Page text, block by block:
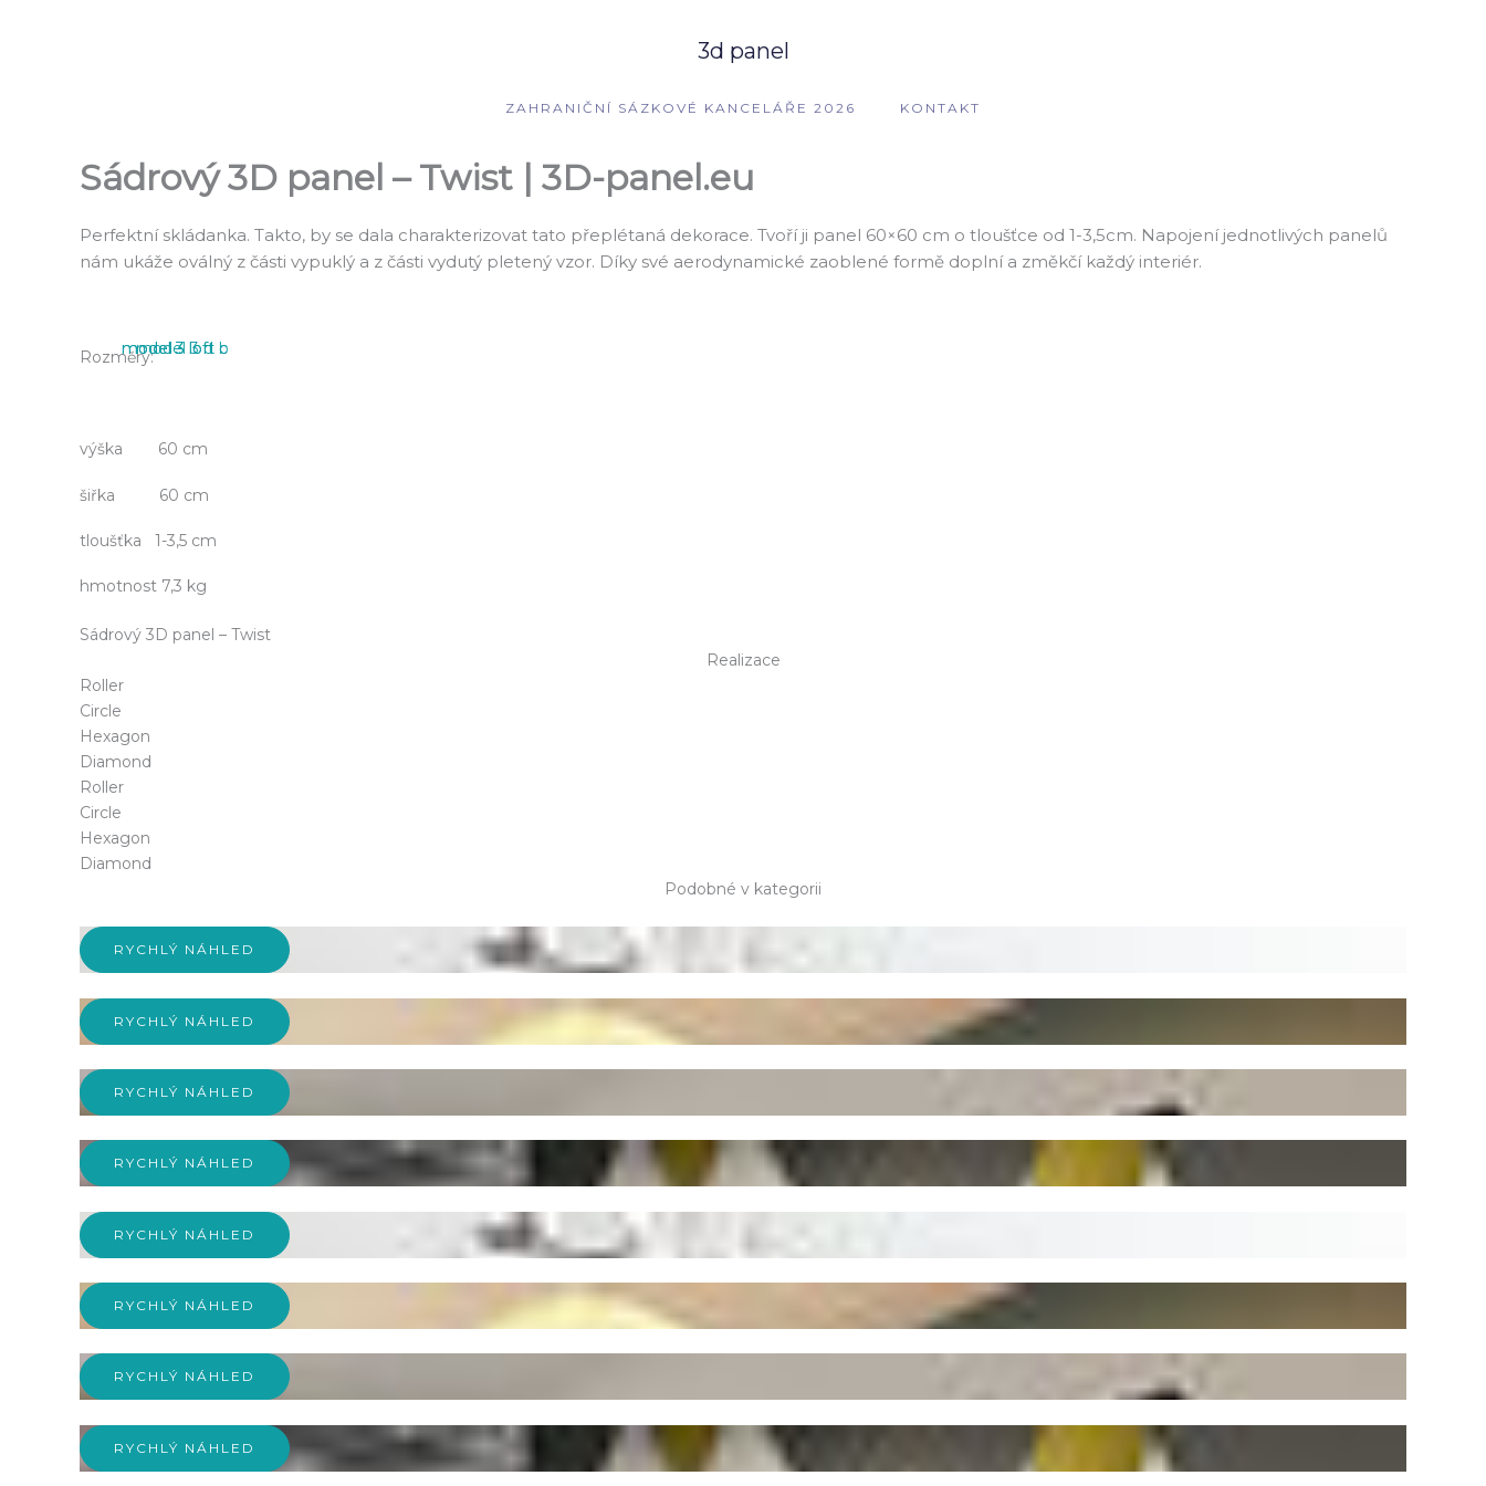
3d panel
ZAHRANIČNÍ SÁZKOVÉ KANCELÁŘE 2026 KONTAKT
Sádrový 3D panel – Twist | 3D-panel.eu
Perfektní skládanka. Takto, by se dala charakterizovat tato přeplétaná dekorace. Tvoří ji panel 60×60 cm o tloušťce od 1-3,5cm. Napojení jednotlivých panelů
nám ukáže oválný z části vypuklý a z části vydutý pletený vzor. Díky své aerodynamické zaoblené formě doplní a změkčí každý interiér.
Rozměry:
výška 60 cm
šiřka 60 cm
tloušťka 1-3,5 cm
hmotnost 7,3 kg
Sádrový 3D panel – Twist
Realizace
Roller
Circle
Hexagon
Diamond
Roller
Circle
Hexagon
Diamond
Podobné v kategorii
model 3 d
model 3 loft b
model 3 loft c
RYCHLÝ NÁHLED
RYCHLÝ NÁHLED
RYCHLÝ NÁHLED
RYCHLÝ NÁHLED
RYCHLÝ NÁHLED
RYCHLÝ NÁHLED
RYCHLÝ NÁHLED
RYCHLÝ NÁHLED